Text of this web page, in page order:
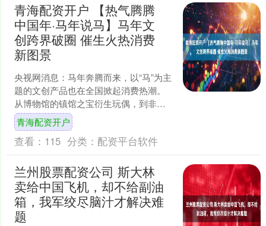
青海配资开户 【热气腾腾
中国年·马年说马】马年文
创跨界破圈 催生火热消费
新图景
央视网消息：马年奔腾而来，以“马”为主
题的文创产品也在全国掀起消费热潮。
从博物馆的镇馆之宝衍生玩偶，到非遗
手作的创新表达，再到潮玩品牌的个性
化设计，传统文化与现....
青海配资开户
查看： 115 分类： 配资平台软件
兰州股票配资公司 斯大林
卖给中国飞机，却不给副油
箱，我军绞尽脑汁才解决难
题